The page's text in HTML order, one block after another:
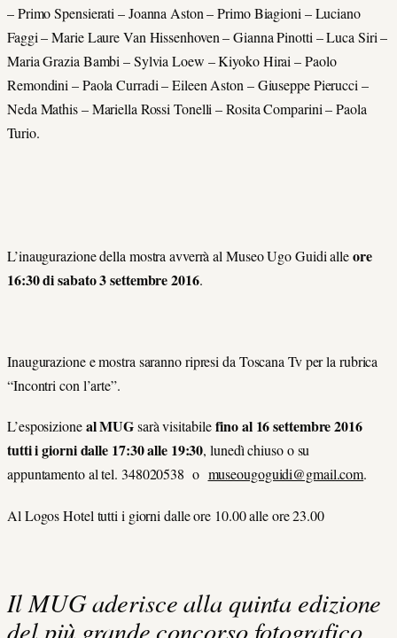
– Primo Spensierati – Joanna Aston – Primo Biagioni – Luciano
Faggi – Marie Laure Van Hissenhoven – Gianna Pinotti – Luca Siri –
Maria Grazia Bambi – Sylvia Loew – Kiyoko Hirai – Paolo
Remondini – Paola Curradi – Eileen Aston – Giuseppe Pierucci –
Neda Mathis – Mariella Rossi Tonelli – Rosita Comparini – Paola
Turio.
L’inaugurazione della mostra avverrà al Museo Ugo Guidi alleore
16:30 di sabato 3 settembre 2016.
Inaugurazione e mostra saranno ripresi da Toscana Tv per la rubrica
“Incontri con l’arte”.
L’esposizioneal MUGsarà visitabilefino al 16 settembre 2016
tutti i giorni dalle 17:30 alle 19:30, lunedì chiuso o su
appuntamento al tel. 348020538 o museougoguidi@gmail.com.
Al Logos Hotel tutti i giorni dalle ore 10.00 alle ore 23.00
Il MUG aderisce alla quinta edizione